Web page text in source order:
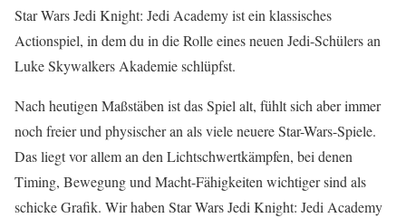
Star Wars Jedi Knight: Jedi Academy ist ein klassisches
Actionspiel, in dem du in die Rolle eines neuen Jedi-Schülers an
Luke Skywalkers Akademie schlüpfst.
Nach heutigen Maßstäben ist das Spiel alt, fühlt sich aber immer
noch freier und physischer an als viele neuere Star-Wars-Spiele.
Das liegt vor allem an den Lichtschwertkämpfen, bei denen
Timing, Bewegung und Macht-Fähigkeiten wichtiger sind als
schicke Grafik. Wir haben Star Wars Jedi Knight: Jedi Academy